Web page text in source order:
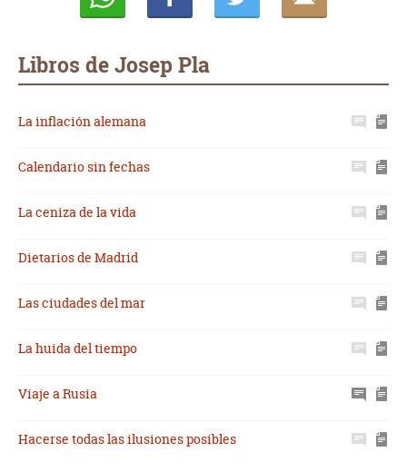
Libros de Josep Pla
La inflación alemana
Calendario sin fechas
La ceniza de la vida
Dietarios de Madrid
Las ciudades del mar
La huida del tiempo
Viaje a Rusia
Hacerse todas las ilusiones posibles